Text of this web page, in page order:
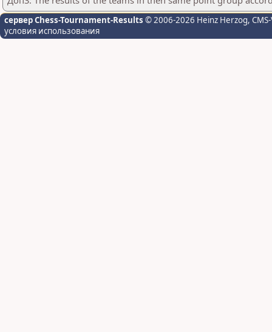
сервер Chess-Tournament-Results © 2006-2026 Heinz Herzog,
условия использования